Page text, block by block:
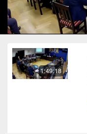
1:49:18